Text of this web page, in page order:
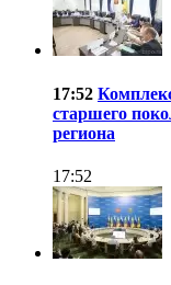
17:52
старшего
региона
17:52